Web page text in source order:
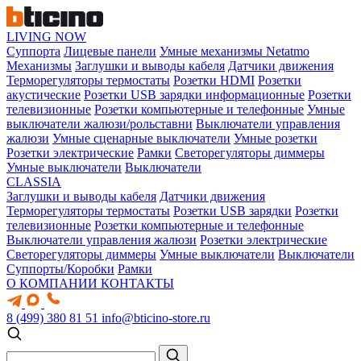
LIVING NOW
Суппорта Лицевые панели Умные механизмы Netatmo
Механизмы Заглушки и выводы кабеля Датчики движения
Терморегуляторы термостаты Розетки HDMI Розетки
акустические Розетки USB зарядки информационные Розетки
телевизионные Розетки компьютерные и телефонные Умные
выключатели жалюзи/рольставни Выключатели управления
жалюзи Умные сценарные выключатели Умные розетки
Розетки электрические Рамки Светорегуляторы диммеры
Умные выключатели Выключатели
CLASSIA
Заглушки и выводы кабеля Датчики движения
Терморегуляторы термостаты Розетки USB зарядки Розетки
телевизионные Розетки компьютерные и телефонные
Выключатели управления жалюзи Розетки электрические
Светорегуляторы диммеры Умные выключатели Выключатели
Суппорты/Коробки Рамки
О КОМПАНИИ КОНТАКТЫ
8 (499) 380 81 51 info@bticino-store.ru